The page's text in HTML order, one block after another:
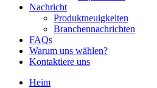
Nachricht
Produktneuigkeiten
Branchennachrichten
FAQs
Warum uns wählen?
Kontaktiere uns
Heim